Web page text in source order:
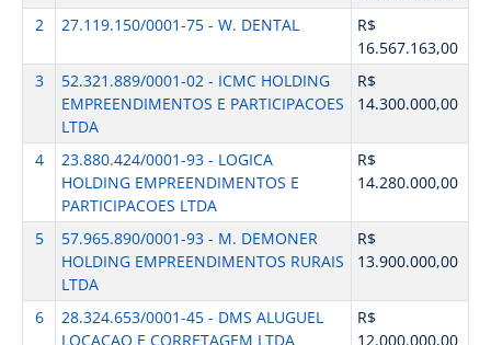
2
27.119.150/0001-75 - W. DENTAL
R$
16.567.163,00
3
52.321.889/0001-02 - ICMC HOLDING
EMPREENDIMENTOS E PARTICIPACOES
LTDA
R$
14.300.000,00
4
23.880.424/0001-93 - LOGICA
HOLDING EMPREENDIMENTOS E
PARTICIPACOES LTDA
R$
14.280.000,00
5
57.965.890/0001-93 - M. DEMONER
HOLDING EMPREENDIMENTOS RURAIS
LTDA
R$
13.900.000,00
6
28.324.653/0001-45 - DMS ALUGUEL
LOCACAO E CORRETAGEM LTDA
R$
12.000.000,00